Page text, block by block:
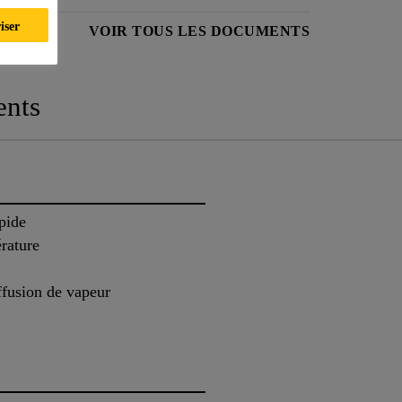
VOIR TOUS LES DOCUMENTS
de vapeur